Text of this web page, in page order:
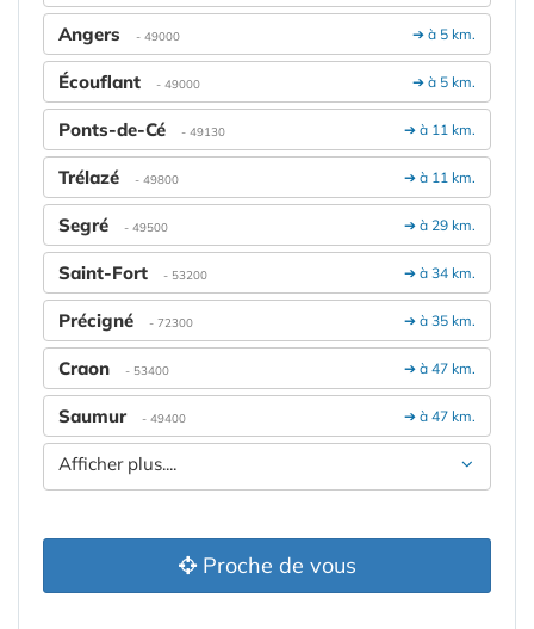
➔ à 5 km.
Angers - 49000
➔ à 5 km.
Écouflant - 49000
➔ à 11 km.
Ponts-de-Cé - 49130
➔ à 11 km.
Trélazé - 49800
➔ à 29 km.
Segré - 49500
➔ à 34 km.
Saint-Fort - 53200
➔ à 35 km.
Précigné - 72300
➔ à 47 km.
Craon - 53400
➔ à 47 km.
Saumur - 49400
Afficher plus....
Proche de vous